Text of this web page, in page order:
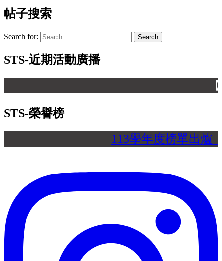
帖子搜索
Search for:
STS-近期活動廣播
【 】
STS-榮譽榜
113學年度榜單出爐